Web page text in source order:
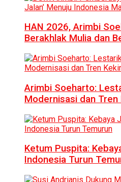
HAN 2026, Arimbi
Berakhlak Mulia dan
Arimbi Soeharto:
Modernisasi dan Tren
Ketum Puspita:
Indonesia Turun